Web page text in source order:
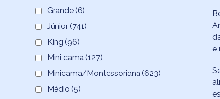
e
Grande (6)
Júnior (741)
King (96)
Mini cama (127)
Minicama/Montessoriana (623)
Médio (5)